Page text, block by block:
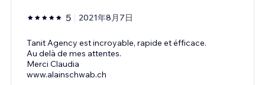
5 2021年8月7日
Tanit Agency est incroyable, rapide et éfficace.
Au delà de mes attentes.
Merci Claudia
www.alainschwab.ch